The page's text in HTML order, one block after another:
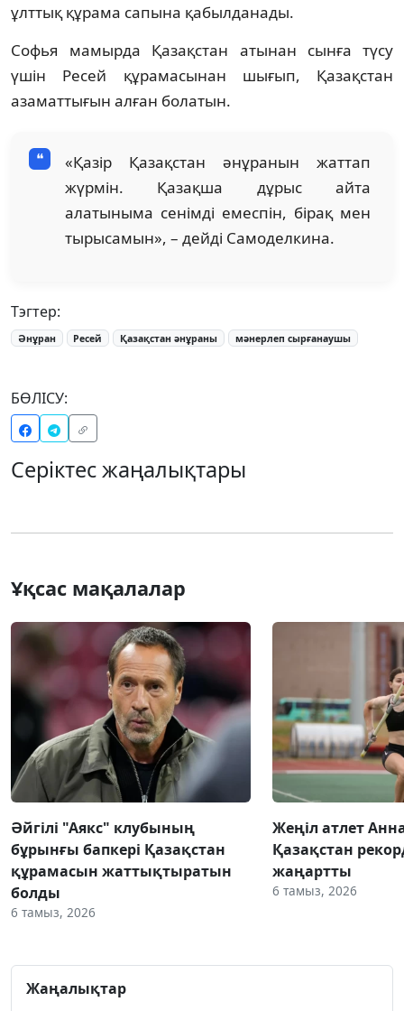
ұлттық құрама сапына қабылданады.
Софья мамырда Қазақстан атынан сынға түсу
үшін Ресей құрамасынан шығып, Қазақстан
азаматтығын алған болатын.
«Қазір Қазақстан әнұранын жаттап
жүрмін. Қазақша дұрыс айта
алатыныма сенімді емеспін, бірақ мен
тырысамын», – дейді Самоделкина.
Тэгтер:
Әнұран Ресей Қазақстан әнұраны мәнерлеп сырғанаушы
БӨЛІСУ:
Серіктес жаңалықтары
Ұқсас мақалалар
Әйгілі "Аякс" клубының
бұрынғы бапкері Қазақстан
құрамасын жаттықтыратын
болды
6 тамыз, 2026
Жеңіл атлет
Қазақстан
жаңартты
6 тамыз, 2026
Жаңалықтар